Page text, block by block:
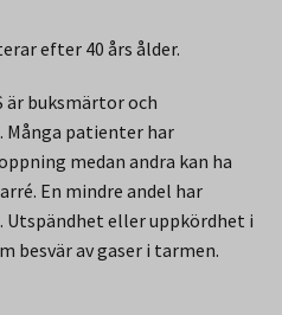
efter 40 års ålder.
är buksmärtor och
patienter har
medan andra kan ha
En mindre andel har
eller uppkördhet i
besvär av gaser i tarmen.